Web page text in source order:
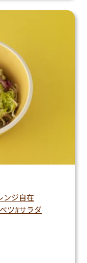
ンジ自在
ツ サラダ